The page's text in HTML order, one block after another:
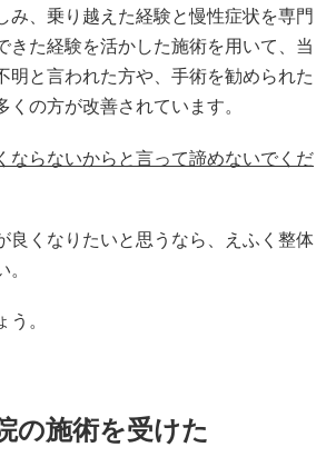
み、乗り越えた経験と慢性症状を専門
きた経験を活かした施術を用いて、当
明と言われた方や、手術を勧められた
くの方が改善されています。
ならないからと言って諦めないでくだ
良くなりたいと思うなら、えふく整体
。
の施術を受けた